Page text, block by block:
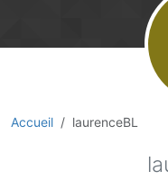
Accueil laurenceBL